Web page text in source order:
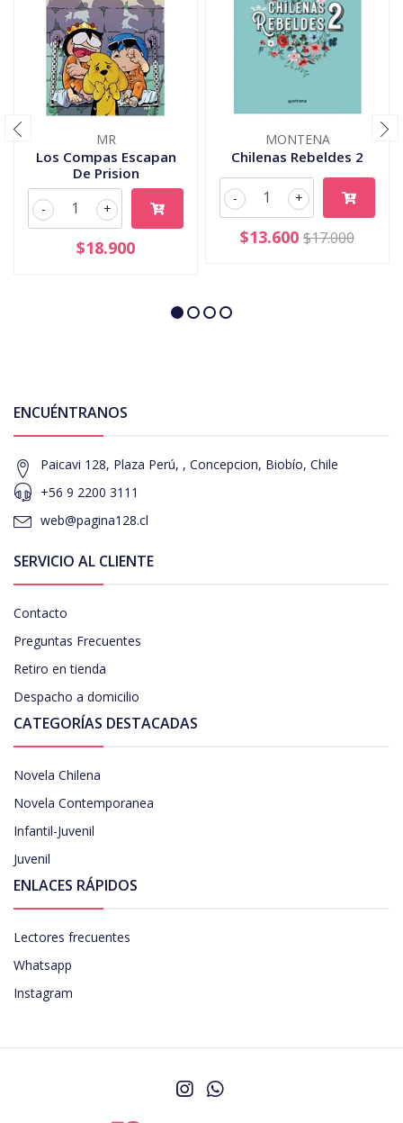
MR
Los Compas Escapan
De Prision
+
-
$18.900
MONTENA
Chilenas Rebeldes 2
+
-
$13.600 $17.000
ENCUÉNTRANOS
Paicavi 128, Plaza Perú, , Concepcion, Biobío, Chile
+56 9 2200 3111
web@pagina128.cl
SERVICIO AL CLIENTE
Contacto
Preguntas Frecuentes
Retiro en tienda
Despacho a domicilio
CATEGORÍAS DESTACADAS
Novela Chilena
Novela Contemporanea
Infantil-Juvenil
Juvenil
ENLACES RÁPIDOS
Lectores frecuentes
Whatsapp
Instagram